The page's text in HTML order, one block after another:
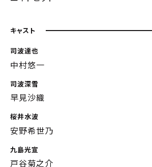
キャスト
司波達也
中村悠一
司波深雪
早見沙織
桜井水波
安野希世乃
九島光宣
戸谷菊之介